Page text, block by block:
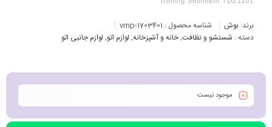
برند: بوش شناسه محصول : vmp-1703401
دسته : شستشو و نظافت,خانه و آشپزخانه, لوازم اتو, لوازم جانبی اتو
موجود نیست